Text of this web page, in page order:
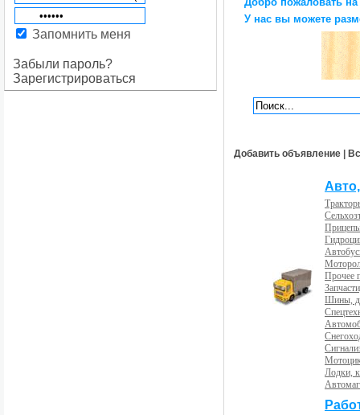
Запомнить меня
Забыли пароль?
Зарегистрироваться
У нас вы можете
Добавить объявление |
Прочее
Шины,
Лодки,